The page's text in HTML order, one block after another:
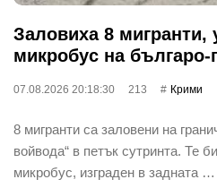
Заловиха 8 мигранти,
микробус на българо-
07.08.2026 20:18:30 213 Крими
8 мигранти са заловени на
войвода“ в петък сутринта. Те
микробус, изграден в задната …